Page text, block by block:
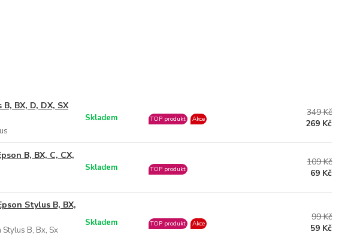
BX, D, DX, SX
Skladem TOP produkt Akce
349 Kč
269 Kč
B, BX, C, CX,
Skladem TOP produkt
109 Kč
69 Kč
Stylus B, BX,
B, Bx, Sx
Skladem TOP produkt Akce
99 Kč
59 Kč